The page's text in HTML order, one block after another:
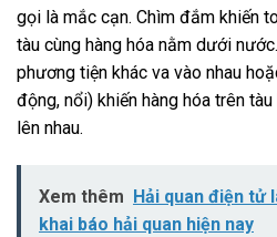
gọi là mắc cạn. Chìm đắm khiến
tàu cùng hàng hóa nằm dưới
phương tiện khác va vào nhau
động, nổi) khiến hàng hóa trên
lên nhau.
Xem thêm Hải quan điện tử
khai báo hải quan hiện nay